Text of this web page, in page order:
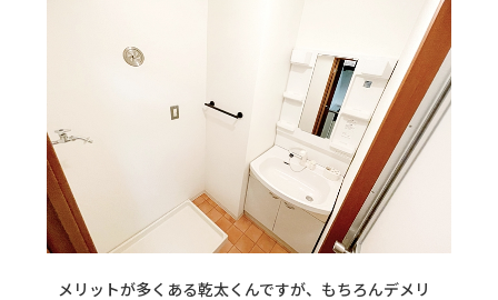
メリットが多くある乾太くんですが、もちろんデメリ